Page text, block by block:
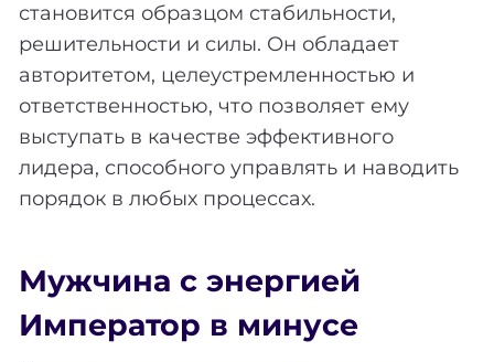
становится образцом стабильности,
решительности и силы. Он обладает
авторитетом, целеустремленностью и
ответственностью, что позволяет ему
выступать в качестве эффективного
лидера, способного управлять и наводить
порядок в любых процессах.
Мужчина с энергией
Император в минусе